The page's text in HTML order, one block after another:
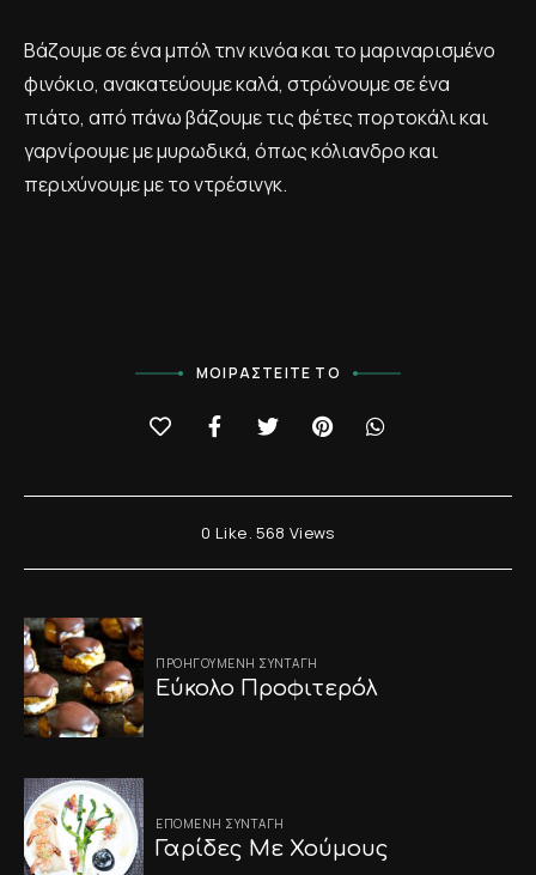
Βάζουμε σε ένα μπόλ την κινόα και το μαριναρισμένο
φινόκιο, ανακατεύουμε καλά, στρώνουμε σε ένα
πιάτο, από πάνω βάζουμε τις φέτες πορτοκάλι και
γαρνίρουμε με μυρωδικά, όπως κόλιανδρο και
περιχύνουμε με το ντρέσινγκ.
ΜΟΙΡΑΣΤΕΊΤΕ ΤΟ
0 Like 568 Views
Post
navigationΠΡΟΗΓΟΎΜΕΝΗ ΣΥΝΤΑΓΉ
Εύκολο Προφιτερόλ
ΕΠΌΜΕΝΗ ΣΥΝΤΑΓΉ
Γαρίδες Με Χούμους